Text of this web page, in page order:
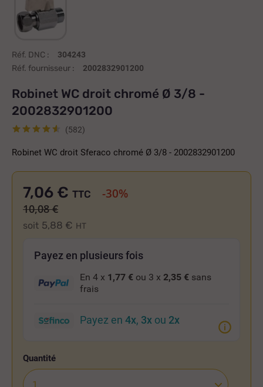
Réf. DNC : 304243
Réf. fournisseur : 2002832901200
Robinet WC droit chromé Ø 3/8 -
2002832901200
(582)
Robinet WC droit Sferaco chromé Ø 3/8 - 2002832901200
7,06 €
soit 5,88 € HT
TTC -30%
10,08 €
Payez en plusieurs fois
En 4 x 1,77 € ou 3 x 2,35 € sans
frais
Payez en 4x, 3x ou 2x
Quantité